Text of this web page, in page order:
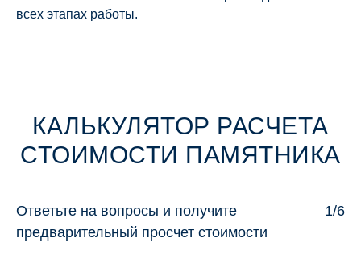
всех этапах работы.
КАЛЬКУЛЯТОР РАСЧЕТА
СТОИМОСТИ ПАМЯТНИКА
Ответьте на вопросы и получите
предварительный просчет стоимости
1/6